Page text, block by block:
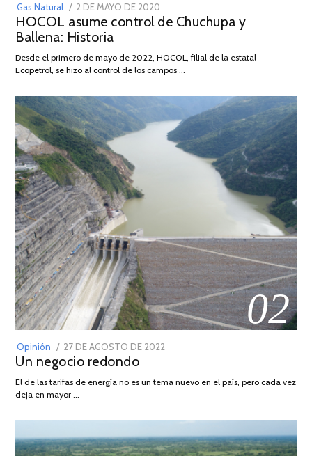
Gas Natural
POSTED
ON
2 DE MAYO DE 2020
DE
2026
HOCOL asume control de Chuchupa y
Ballena: Historia
Desde el primero de mayo de 2022, HOCOL, filial de la estatal
Ecopetrol, se hizo al control de los campos …
02
Opinión
POSTED
ON
27 DE AGOSTO DE 2022
DE
Un negocio redondo
El de las tarifas de energía no es un tema nuevo en el país, pero cada vez
deja en mayor …